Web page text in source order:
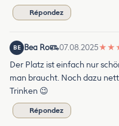
Répondez
BE Bea Ro 07.08.2025★ ★
Der Platz ist einfach nur
man braucht. Noch dazu
Trinken 😉
Répondez